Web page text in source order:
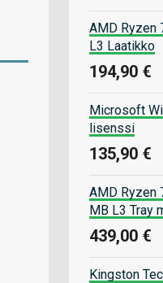
AMD Ryzen
L3 Laatikko
194,90 €
Microsoft
lisenssi
135,90 €
AMD Ryzen
MB L3 Tray
439,00 €
Kingston